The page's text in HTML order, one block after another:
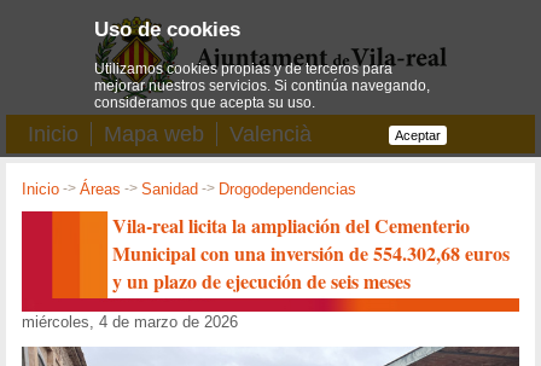
Inicio Mapa web Valencià
Inicio ->Áreas ->Sanidad -> Drogodependencias
Vila-real licita la ampliación del Cementerio
Municipal con una inversión de 554.302,68 euros
y un plazo de ejecución de seis meses
miércoles, 4 de marzo de 2026
Uso de cookies
Utilizamos cookies propias y de terceros para
mejorar nuestros servicios. Si continúa navegando,
consideramos que acepta su uso.
Aceptar